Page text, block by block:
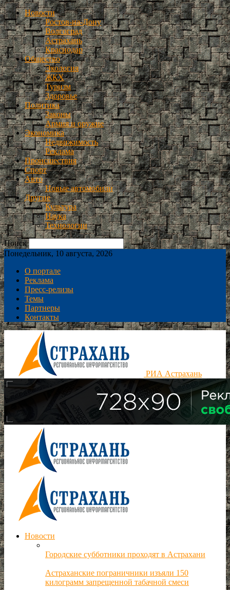
Новости
Ростов-на-Дону
Волгоград
Астрахань
Краснодар
Общество
Экология
ЖКХ
Туризм
Здоровье
Политика
Законы
Армия и оружие
Экономика
Недвижимость
Реклама
Происшествия
Спорт
Авто
Новые автомобили
Другие
Культура
Наука
Технологии
Поиск
Понедельник, 10 августа, 2026
О портале
Реклама
Пресс-релизы
Темы
Партнеры
Контакты
РИА Астрахань
Новости
Городские субботники проходят в Астрахани
Астраханские пограничники изъяли 150
килограмм запрещенной табачной смеси